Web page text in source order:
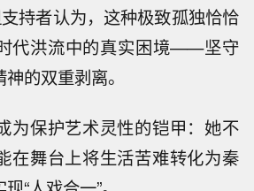
持者认为，这种极致孤独恰恰
代洪流中的真实困境——坚守
的双重剥离。
为保护艺术灵性的铠甲：她不
在舞台上将生活苦难转化为秦